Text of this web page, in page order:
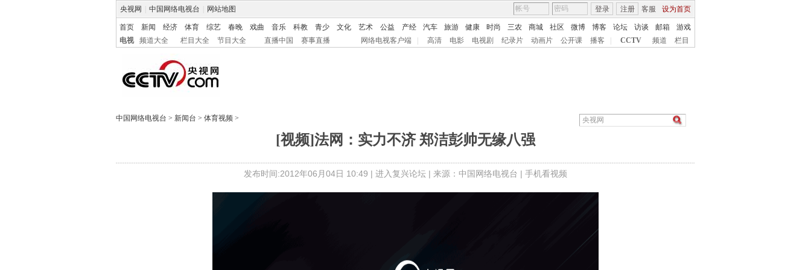
央视网 中国网络电视台 网站地图 客服 设为首页
登录 注册
首页 新闻 经济 体育 综艺 春晚 戏曲 音乐 科教 青少 文化 艺术 公益 产经 汽车 旅游 健康 时尚 三农 商城 社区 微博 博客 论坛 访谈 邮箱
游戏
电视
频道大全 栏目大全 节目大全 直播中国 赛事直播 网络电视客户端 高清 电影 电视剧 纪录片 动画片 公开课 播客 CCTV 频道 栏目
中国网络电视台 > 新闻台 > 体育视频 >
[视频]法网：实力不济 郑洁彭帅无缘八强
发布时间:2012年06月04日 10:49 | 进入复兴论坛 | 来源：中国网络电视台 | 手机看视频